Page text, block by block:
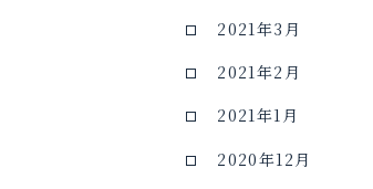
2021年3月
2021年2月
2021年1月
2020年12月